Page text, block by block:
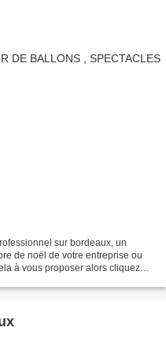
sur bordeaux, un
de noël de votre entreprise ou
à vous proposer alors cliquez